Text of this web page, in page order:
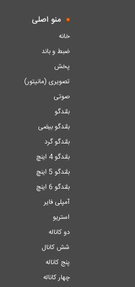
منو اصلی
خانه
ضبط و باند
پخش
تصویری (مانیتور)
صوتی
بلندگو
بلندگو بیضی
بلندگو گرد
بلندگو 4 اینچ
بلندگو 5 اینچ
بلندگو 6 اینچ
آمپلی فایر
استریو
دو کاناله
شش کانال
پنج کاناله
چهار کاناله